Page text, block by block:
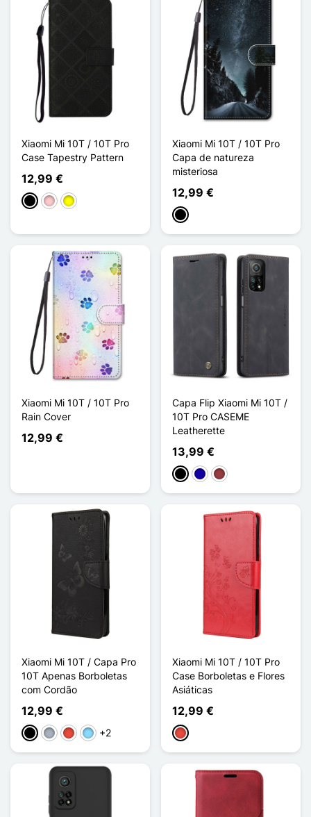
Xiaomi Mi 10T / 10T Pro
Case Tapestry Pattern
12,99 €
PretoRosaAmarelo
Xiaomi Mi 10T / 10T Pro
Capa de natureza
misteriosa
12,99 €
Preto
Xiaomi Mi 10T / 10T Pro
Rain Cover
12,99 €
Capa Flip Xiaomi Mi 10T /
10T Pro CASEME
Leatherette
13,99 €
PretoAzul Escuro
Vermelho escuro
Xiaomi Mi 10T / Capa Pro
10T Apenas Borboletas
com Cordão
12,99 €
PretoCinzentoVermelho
Azul Claro
+2
Xiaomi Mi 10T / 10T Pro
Case Borboletas e Flores
Asiáticas
12,99 €
Vermelho